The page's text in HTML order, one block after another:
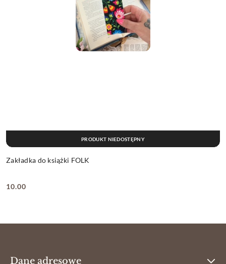
Zakładka do książki FOLK
Cena:
10.00
PRODUKT NIEDOSTĘPNY
Dane adresowe